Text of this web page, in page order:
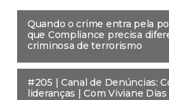
Quando o crime entra pela
que Compliance precisa
criminosa de terrorismo
#205 | Canal de Denúncias:
lideranças | Com Viviane